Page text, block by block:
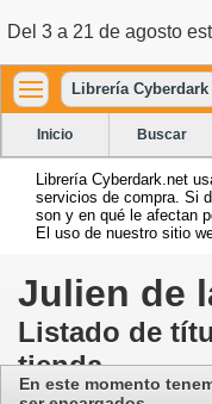
Del 3 a 21 de agosto
Librería Cyberdark
Inicio Buscar
Librería Cyberdark.net
servicios de compra. Si
son y en qué le afectan
El uso de nuestro sitio
Julien de
Listado de
tienda
En este momento